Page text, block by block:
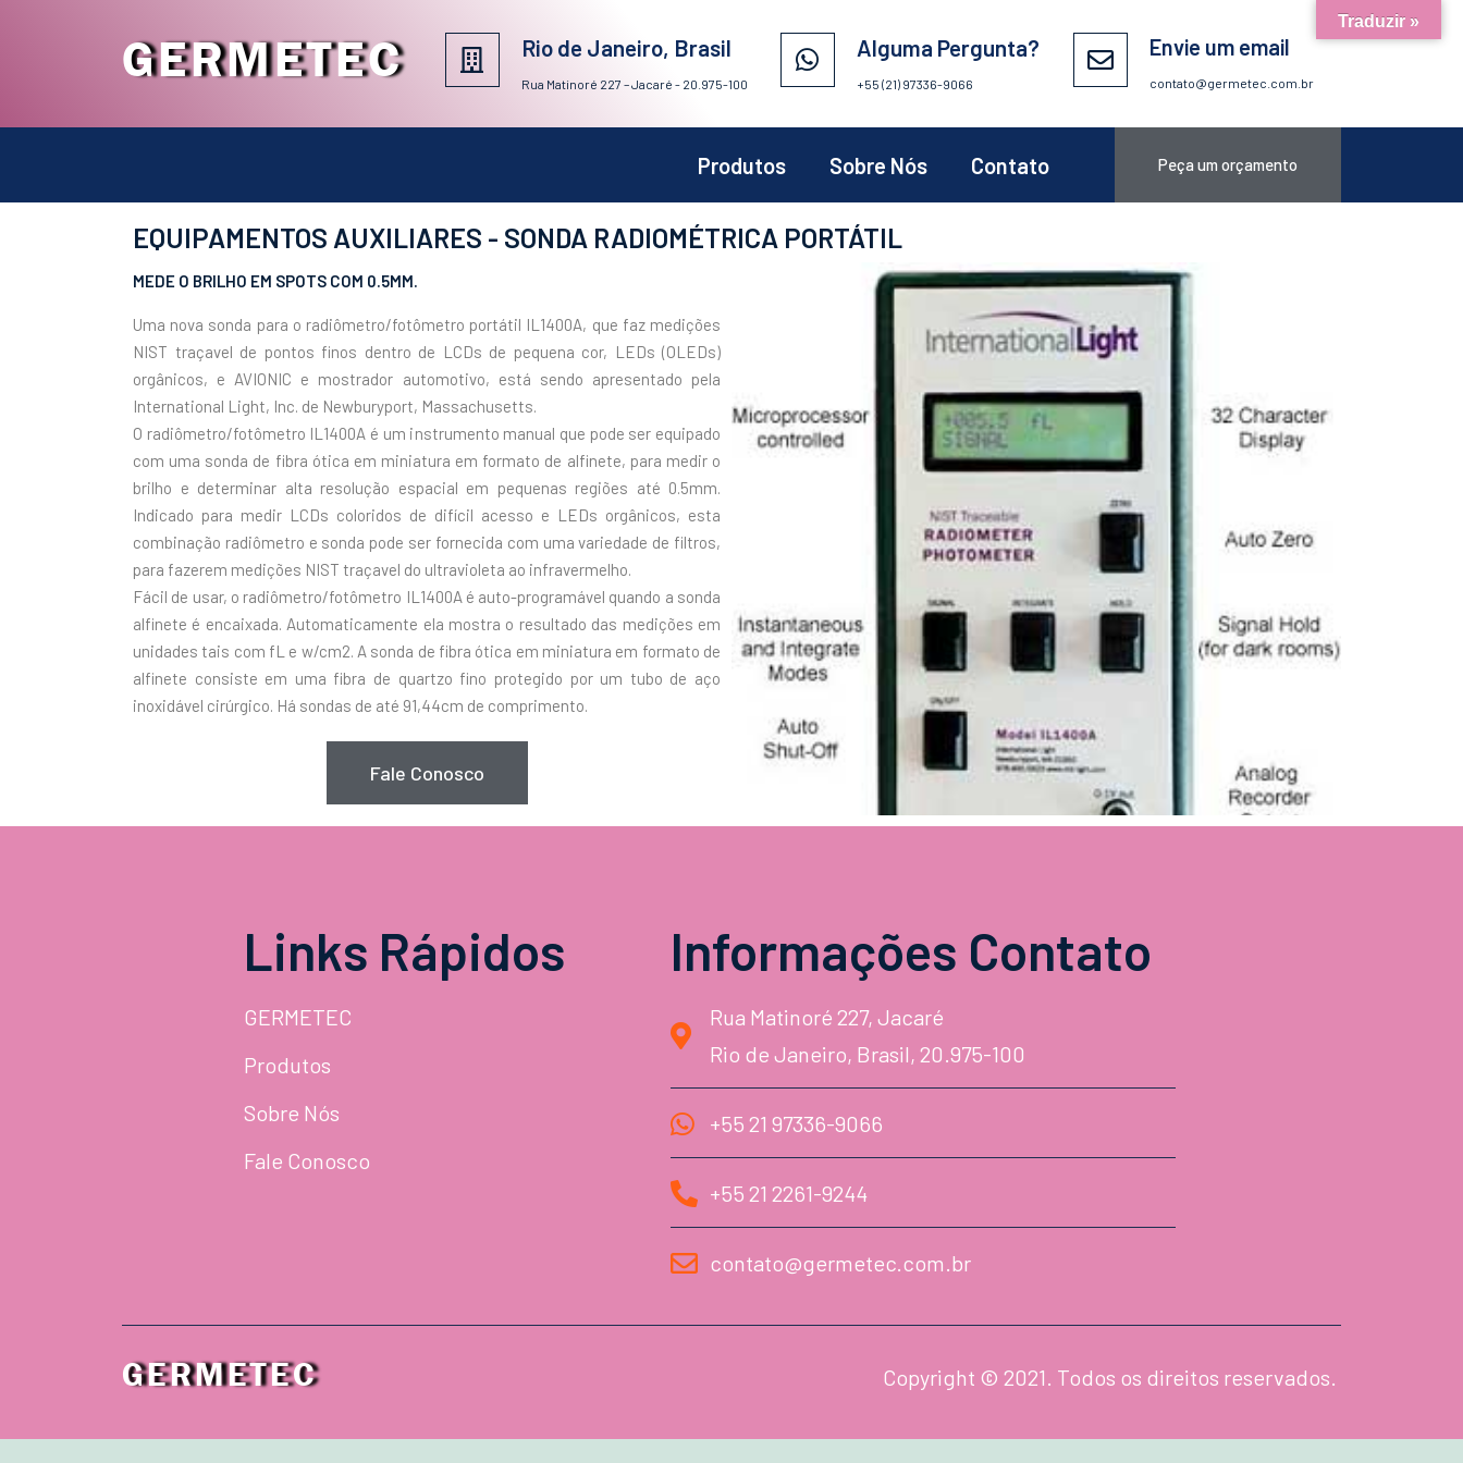
GERMETEC Rio de Janeiro, Brasil
Rua Matinoré 227 – Jacaré - 20.975-100
Alguma Pergunta?
+55 (21) 97336-9066
Envie um email
contato@germetec.com.br
Produtos Sobre Nós Contato Peça um orçamento
EQUIPAMENTOS AUXILIARES - SONDA RADIOMÉTRICA PORTÁTIL
MEDE O BRILHO EM SPOTS COM 0.5MM.
Uma nova sonda para o radiômetro/fotômetro portátil IL1400A, que faz medições
NIST traçavel de pontos finos dentro de LCDs de pequena cor, LEDs (OLEDs)
orgânicos, e AVIONIC e mostrador automotivo, está sendo apresentado pela
International Light, Inc. de Newburyport, Massachusetts.
O radiômetro/fotômetro IL1400A é um instrumento manual que pode ser equipado
com uma sonda de fibra ótica em miniatura em formato de alfinete, para medir o
brilho e determinar alta resolução espacial em pequenas regiões até 0.5mm.
Indicado para medir LCDs coloridos de difícil acesso e LEDs orgânicos, esta
combinação radiômetro e sonda pode ser fornecida com uma variedade de filtros,
para fazerem medições NIST traçavel do ultravioleta ao infravermelho.
Fácil de usar, o radiômetro/fotômetro IL1400A é auto-programável quando a sonda
alfinete é encaixada. Automaticamente ela mostra o resultado das medições em
unidades tais com fL e w/cm2. A sonda de fibra ótica em miniatura em formato de
alfinete consiste em uma fibra de quartzo fino protegido por um tubo de aço
inoxidável cirúrgico. Há sondas de até 91,44cm de comprimento.
Fale Conosco
Links Rápidos
GERMETEC
Produtos
Sobre Nós
Fale Conosco
Informações Contato
Rua Matinoré 227, Jacaré
Rio de Janeiro, Brasil, 20.975-100
+55 21 97336-9066
+55 21 2261-9244
contato@germetec.com.br
GERMETEC Copyright © 2021. Todos os direitos reservados.
Traduzir »